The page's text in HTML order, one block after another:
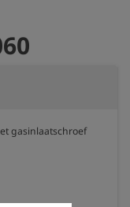
gasinlaatschroef